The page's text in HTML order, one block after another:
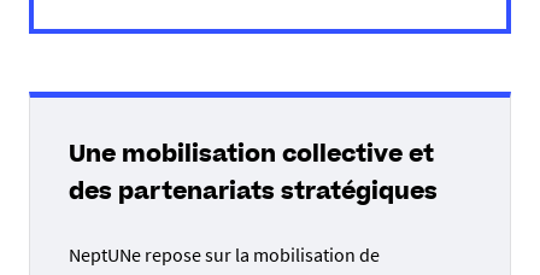
Une mobilisation collective et
des partenariats stratégiques
NeptUNe repose sur la mobilisation de